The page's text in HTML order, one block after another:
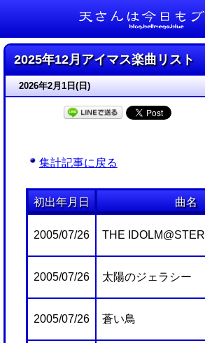
天さんは今日もブルー
2025年12月アイマス楽曲リスト
2026年2月1日(日)
集計記事に戻る
初出年月日 曲名
2005/07/26 THE IDOLM@STER
2005/07/26 太陽のジェラシー
2005/07/26 蒼い鳥